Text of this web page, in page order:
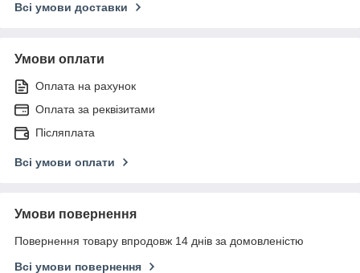
Всі умови доставки
Умови оплати
Оплата на рахунок
Оплата за реквізитами
Післяплата
Всі умови оплати
Умови повернення
Повернення товару впродовж 14 днів за домовленістю
Всі умови повернення